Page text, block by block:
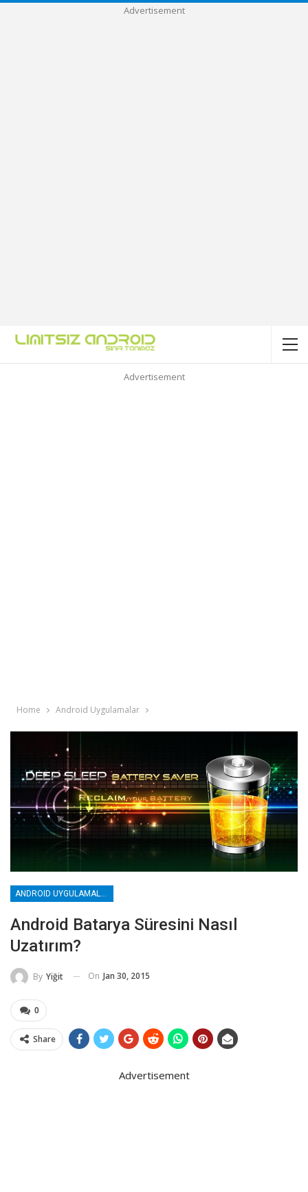
Advertisement
Advertisement
Home Android Uygulamalar
ANDROID UYGULAMALAR
Android Batarya Süresini Nasıl
Uzatırım?
By Yiğit On Jan 30, 2015
0
Share
Advertisement